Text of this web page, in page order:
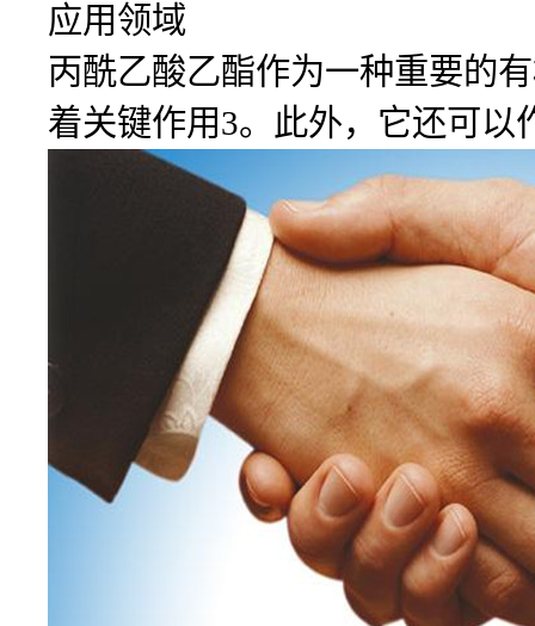
应用领域
丙酰乙酸乙酯作为一种重要的
着关键作用3。此外，它还可